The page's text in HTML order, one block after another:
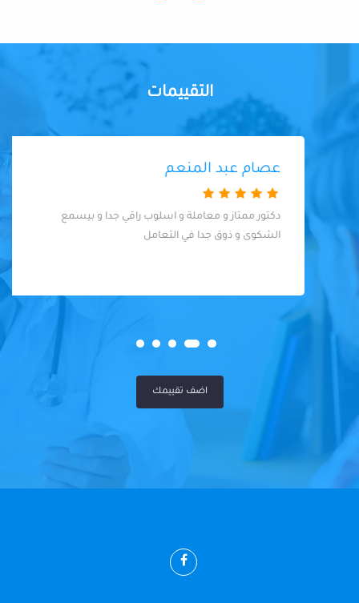
التقييمات
عصام عبد المنعم
دكتور ممتاز و معاملة و اسلوب راقي جدا و بيسمع
الشكوى و ذوق جدا في التعامل
اضف تقييمك